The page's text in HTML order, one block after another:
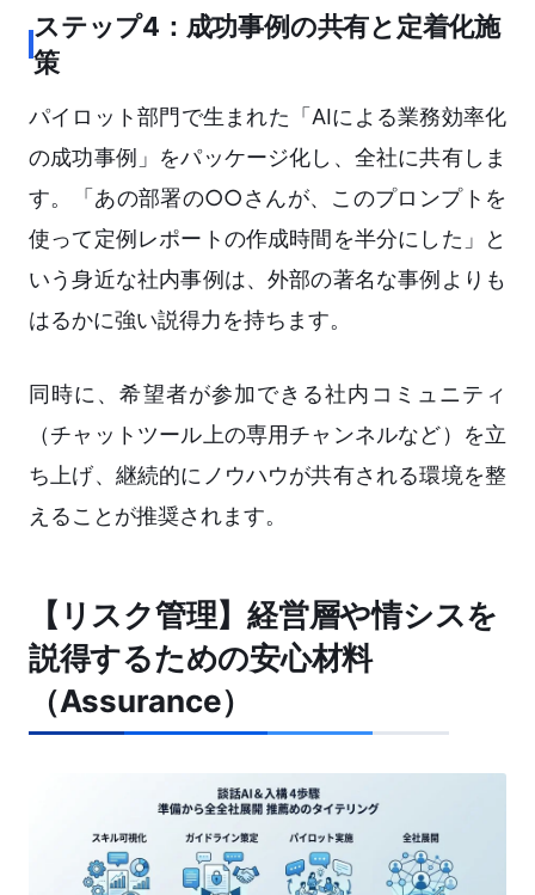
ステップ4：成功事例の共有と定着化施
策
パイロット部門で生まれた「AIによる業務効率化
の成功事例」をパッケージ化し、全社に共有しま
す。「あの部署の○○さんが、このプロンプトを
使って定例レポートの作成時間を半分にした」と
いう身近な社内事例は、外部の著名な事例よりも
はるかに強い説得力を持ちます。
同時に、希望者が参加できる社内コミュニティ
（チャットツール上の専用チャンネルなど）を立
ち上げ、継続的にノウハウが共有される環境を整
えることが推奨されます。
【リスク管理】経営層や情シスを
説得するための安心材料
（Assurance）